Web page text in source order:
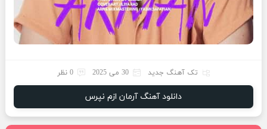
تک آهنگ جدید 30 می 2025 0 نظر
دانلود آهنگ آرمان ازم نپرس